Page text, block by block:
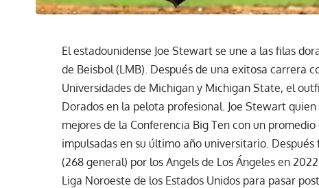
El estadounidense Joe Stewart se une a las filas
de Beisbol (LMB). Después de una exitosa carrera
Universidades de Michigan y Michigan State, el
Dorados en la pelota profesional. Joe Stewart
mejores de la Conferencia Big Ten con un
impulsadas en su último año universitario.
(268 general) por los Angels de Los Ángeles en
Liga Noroeste de los Estados Unidos para pasar